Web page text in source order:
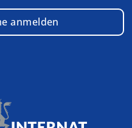
anmelden